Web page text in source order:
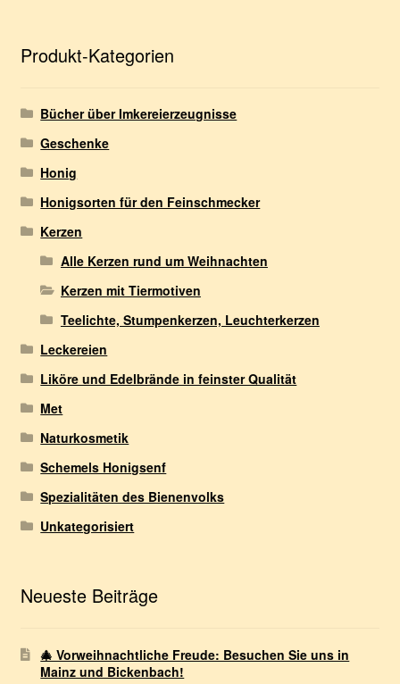
e
nProdukt-Kategorien
Bücher über Imkereierzeugnisse
Geschenke
Honig
Honigsorten für den Feinschmecker
Kerzen
Alle Kerzen rund um Weihnachten
Kerzen mit Tiermotiven
Teelichte, Stumpenkerzen, Leuchterkerzen
Leckereien
Liköre und Edelbrände in feinster Qualität
Met
Naturkosmetik
Schemels Honigsenf
Spezialitäten des Bienenvolks
Unkategorisiert
Neueste Beiträge
🎄 Vorweihnachtliche Freude: Besuchen Sie uns in
Mainz und Bickenbach!